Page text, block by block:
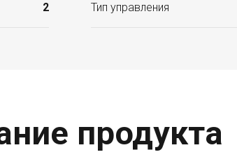
2 Тип управления
продукта